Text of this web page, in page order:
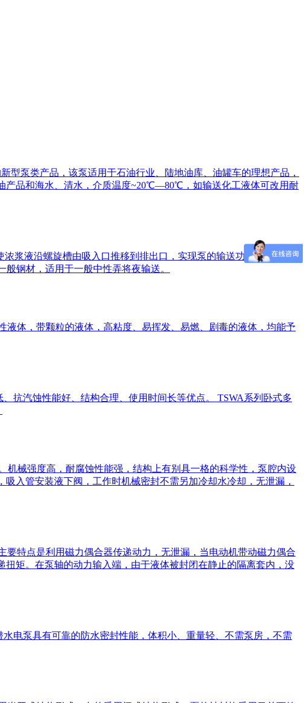
泵类产品，该泵适用于石油行业、陆地油库、油罐车的理想产品，
产品和海水、清水，介质温度~20℃—80℃，如输送化工液体可改用耐
浆液沿螺旋槽由吸入口推移到排出口，实现泵的输送功能。本泵广
钢材，适用于一般中性弄将夜输送。
体，带颗粒的液体，高粘度、易挥发、易燃、剧毒的液体，均能予
抗汽蚀性能好、结构合理、使用时间长等优点。 TSWA系列卧式多
机械强度高，耐腐蚀性能强，结构上有别具一格的科学性，泵腔内设
入管安装液下阀，工作时机械密封不需另加冷却水冷却，无泄漏，
特点是利用磁力偶合器传递动力，无泄漏，当电动机带动磁力偶合
矩。在泵轴的动力输入端，由于液体被封闭在静止的隔离套内，没
电泵具有可靠的防水密封性能，体积小、重量轻、不需泵房，不需